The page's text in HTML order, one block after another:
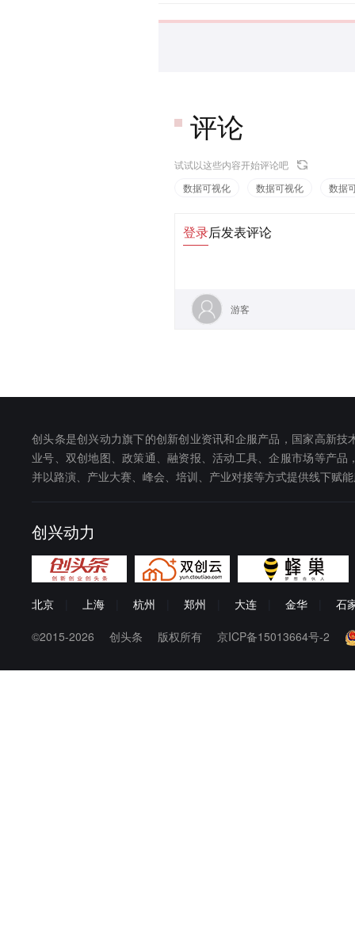
评论
试试以这些内容开始评论吧
数据可视化
数据可视化 数据
登录后发表评论
游客
创头条是创兴动力旗下的创新创业资讯和企服产品，国家高新
业号、双创地图、政策通、融资报、活动工具、企服市场等产
并以路演、产业大赛、峰会、培训、产业对接等方式提供线下赋
创兴动力
北京 上海 杭州 郑州 大连 金华 石
©2015-2026 创头条 版权所有 京ICP备15013664号-2